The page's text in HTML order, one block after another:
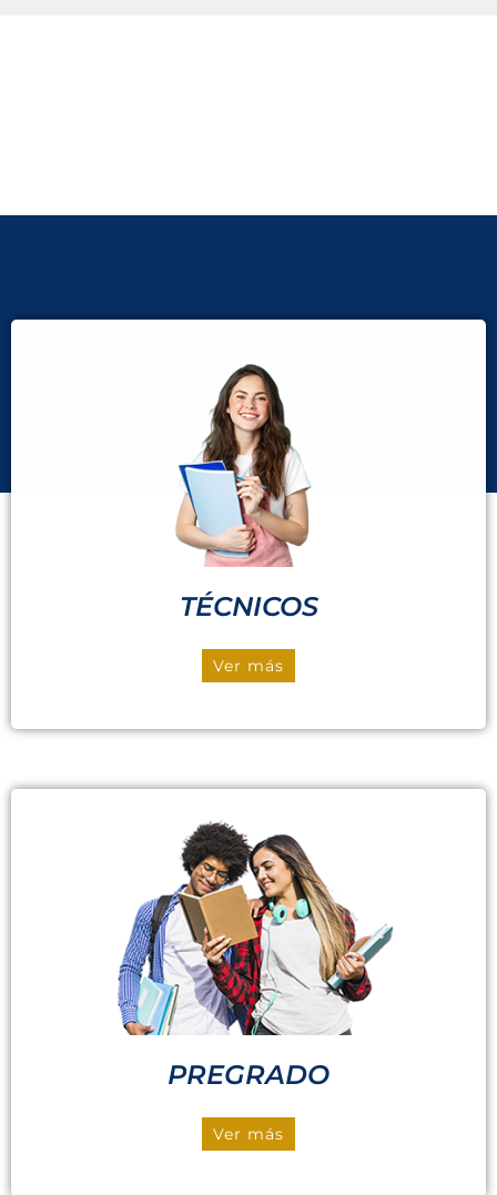
TÉCNICOS
Ver más
PREGRADO
Ver más